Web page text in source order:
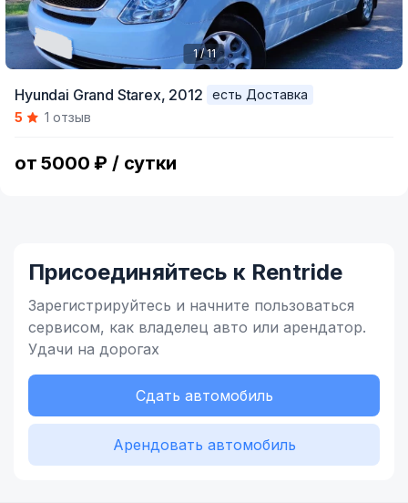
of
1 / 11
Hyundai Grand Starex, 2012
есть Доставка
5
1 отзыв
от 5000 ₽ / сутки
Присоединяйтесь к Rentride
Зарегистрируйтесь и начните пользоваться
сервисом, как владелец авто или арендатор.
Удачи на дорогах
Сдать автомобиль
Арендовать автомобиль